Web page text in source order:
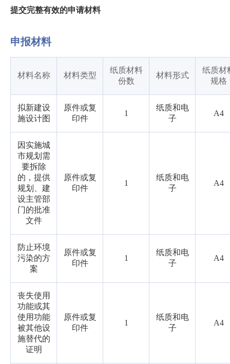
提交完整有效的申请材料
申报材料
材料名称 材料类型
纸质材料
份数
材料形式
纸质材
规格
拟新建设
施设计图
原件或复
印件
1
纸质和电
子
A4
因实施城
市规划需
要拆除
的，提供
规划、建
设主管部
门的批准
文件
原件或复
印件
1
纸质和电
子
A4
防止环境
污染的方
案
原件或复
印件
1
纸质和电
子
A4
丧失使用
功能或其
使用功能
被其他设
施替代的
证明
原件或复
印件
1
纸质和电
子
A4